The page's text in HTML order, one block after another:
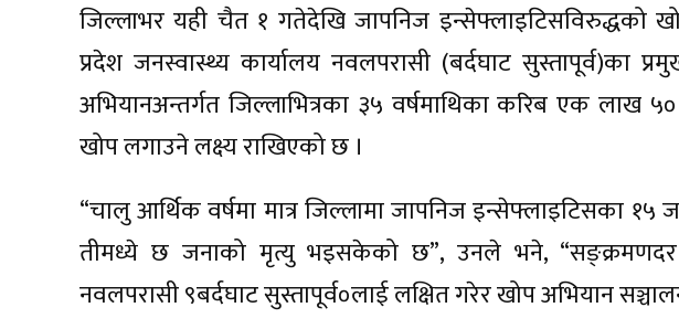
जिल्लाभर यही चैत १ गतेदेखि जापनिज इन्सेफ्लाइटिसविरुद्धको
प्रदेश जनस्वास्थ्य कार्यालय नवलपरासी (बर्दघाट सुस्तापूर्व)का
अभियानअन्तर्गत जिल्लाभित्रका ३५ वर्षमाथिका करिब एक लाख
खोप लगाउने लक्ष्य राखिएको छ ।
“चालु आर्थिक वर्षमा मात्र जिल्लामा जापनिज इन्सेफ्लाइटिसका
तीमध्ये छ जनाको मृत्यु भइसकेको छ”, उनले भने, “सङ्क्रमणदर
नवलपरासी ९बर्दघाट सुस्तापूर्व०लाई लक्षित गरेर खोप अभियान